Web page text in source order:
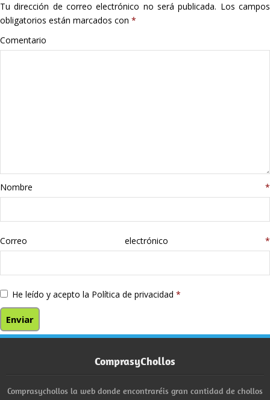
Hogar
Informática
Stanley
libros
Tu dirección de correo electrónico no será publicada. Los campos
obligatorios están marcados con *
Comentario
Nombre *
Correo electrónico *
He leído y acepto la Política de privacidad *
ComprasyChollos
Comprasychollos la web donde encontraréis gran cantidad de chollos